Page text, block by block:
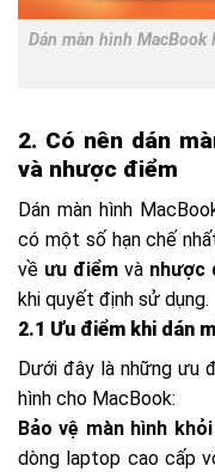
Dán màn hình
2. Có nên dán
và nhược điểm
Dán màn hình
có một số hạn chế
về ưu điểmvà nhược
khi quyết định sử dụng.
2.1 Ưu điểm khi dán
Dưới đây là những ưu
hình cho MacBook:
Bảo vệ màn hình
dòng laptop cao cấp